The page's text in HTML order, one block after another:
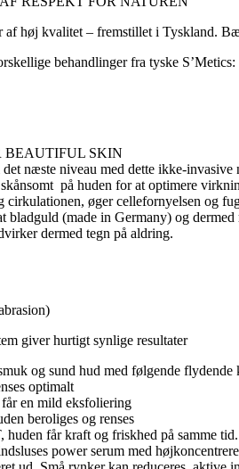
af høj kvalitet – fremstillet i Tyskland.
behandlinger fra tyske S’Metics:
BEAUTIFUL SKIN
næste niveau med dette ikke-
på huden for at optimere
øger cellefornyelsen og
bladguld (made in Germany) og
dermed tegn på aldring.
giver hurtigt synlige resultater
og sund hud med følgende flydende
optimalt
en mild eksfoliering
beroliges og renses
får kraft og friskhed på samme tid.
power serum med